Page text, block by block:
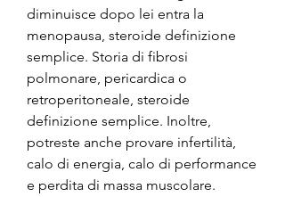
diminuisce dopo lei entra la
menopausa, steroide definizione
semplice. Storia di fibrosi
polmonare, pericardica o
retroperitoneale, steroide
definizione semplice. Inoltre,
potreste anche provare infertilità,
calo di energia, calo di performance
e perdita di massa muscolare.